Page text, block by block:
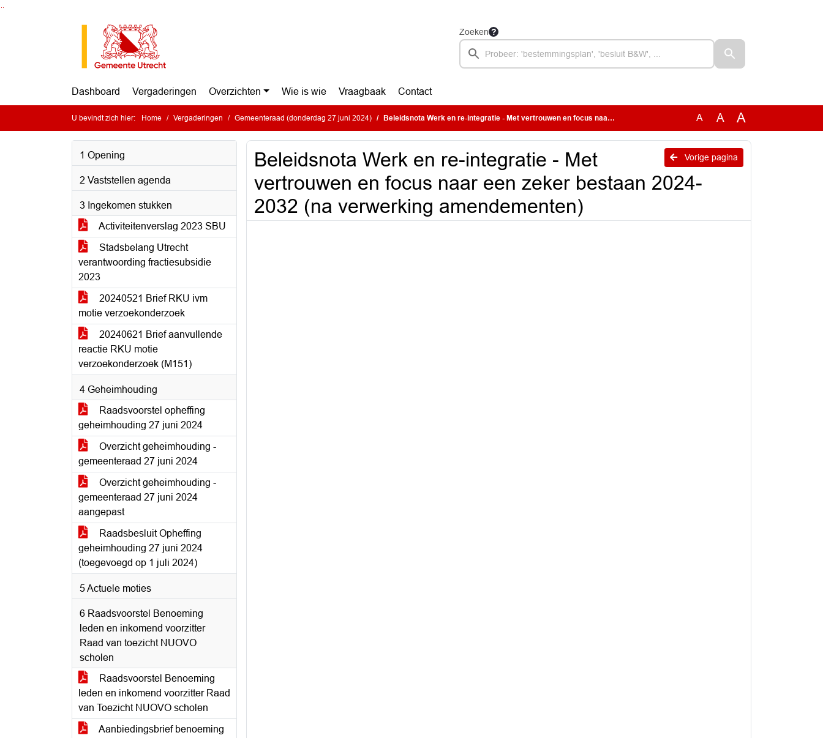
Zoeken
Dashboard Vergaderingen Overzichten Wie is wie Vraagbaak Contact
U bevindt zich hier: Home Vergaderingen Gemeenteraad (donderdag 27 juni 2024) Beleidsnota Werk en re-integratie - Met vertrouwen en focus naar een zeker bestaan 2024-2032 (na verwerking amendementen) A A A
1 Opening
2 Vaststellen agenda
3 Ingekomen stukken
Activiteitenverslag 2023 SBU
Stadsbelang Utrecht
verantwoording fractiesubsidie
2023
20240521 Brief RKU ivm
motie verzoekonderzoek
20240621 Brief aanvullende
reactie RKU motie
verzoekonderzoek (M151)
4 Geheimhouding
Raadsvoorstel opheffing
geheimhouding 27 juni 2024
Overzicht geheimhouding -
gemeenteraad 27 juni 2024
Overzicht geheimhouding -
gemeenteraad 27 juni 2024
aangepast
Raadsbesluit Opheffing
geheimhouding 27 juni 2024
(toegevoegd op 1 juli 2024)
5 Actuele moties
6 Raadsvoorstel Benoeming
leden en inkomend voorzitter
Raad van toezicht NUOVO
scholen
Raadsvoorstel Benoeming
leden en inkomend voorzitter Raad
van Toezicht NUOVO scholen
Aanbiedingsbrief benoeming
Vorige pagina
Beleidsnota Werk en re-integratie - Met
vertrouwen en focus naar een zeker bestaan 2024-
2032 (na verwerking amendementen)